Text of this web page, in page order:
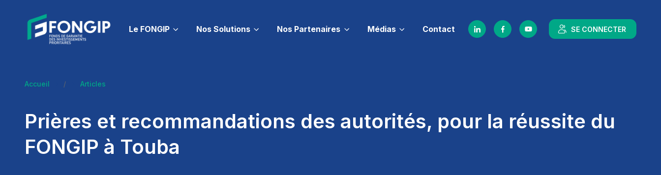
SE CONNECTER
Le FONGIP Nos Solutions Nos Partenaires Médias Contact
Accueil / Articles
Prières et recommandations des autorités, pour la réussite du
FONGIP à Touba